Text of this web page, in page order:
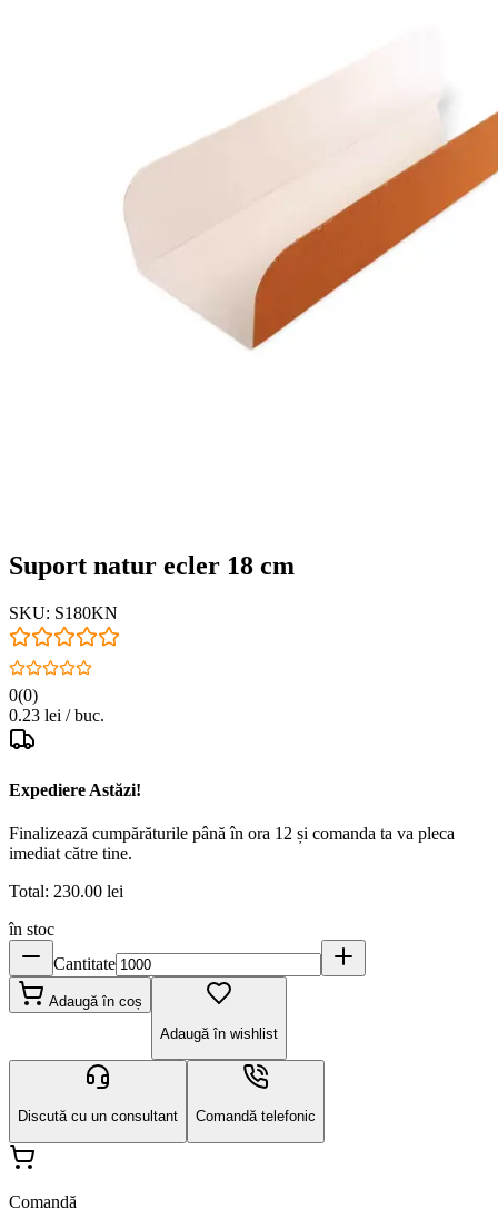
Suport natur ecler 18 cm
SKU: S180KN
0(0)
0.23 lei / buc.
Expediere Astăzi!
Finalizează cumpărăturile până în ora 12 și comanda ta va pleca
imediat către tine.
Total: 230.00 lei
în stoc
Cantitate
Adaugă în coș
Adaugă în wishlist
Discută cu un consultant Comandă telefonic
Comandă